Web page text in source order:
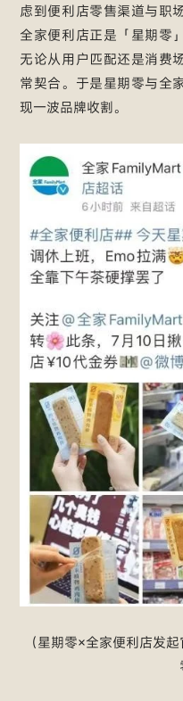
虑到便利店零售渠道与职
全家便利店正是「星期零
无论从用户匹配还是消费
常契合。于是星期零与全
现一波品牌收割。
（星期零×全家便利店发